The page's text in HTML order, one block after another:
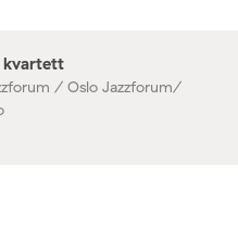
kvartett
/ Oslo Jazzforum/